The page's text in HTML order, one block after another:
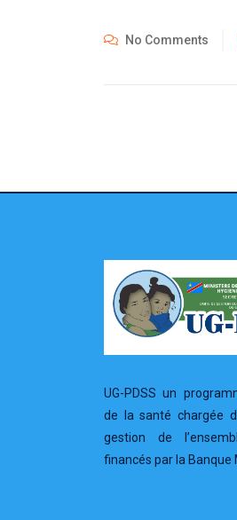
No Comments
UG-PDSS un
de la santé chargée
gestion de
financés par la Banque